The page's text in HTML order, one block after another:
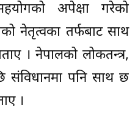
अपेक्षा गरेको
नेतृत्वका तर्फबाट साथ
। नेपालको लोकतन्त्र,
संविधानमा पनि साथ छ
।